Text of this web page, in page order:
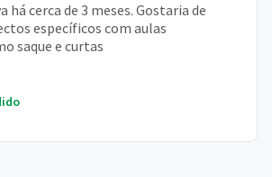
há cerca de 3 meses. Gostaria de
específicos com aulas
saque e curtas